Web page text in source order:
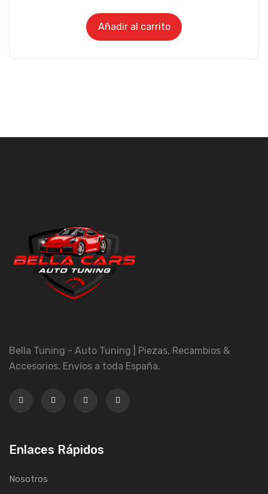
Añadir al carrito
Bella Tuning - Auto Tuning | Piezas, Recambios &
Accesorios. Envíos a toda España.
Enlaces Rápidos
Nosotros